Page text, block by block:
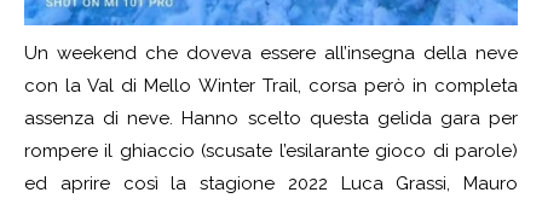
Un weekend che doveva essere all’insegna della neve
con la Val di Mello Winter Trail, corsa però in completa
assenza di neve. Hanno scelto questa gelida gara per
rompere il ghiaccio (scusate l’esilarante gioco di parole)
ed aprire così la stagione 2022 Luca Grassi, Mauro